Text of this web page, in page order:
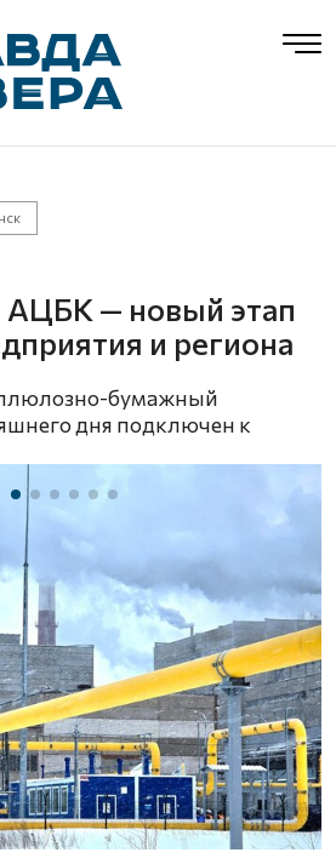
АЦБК — новый этап
и региона
бумажный
дня подключен к